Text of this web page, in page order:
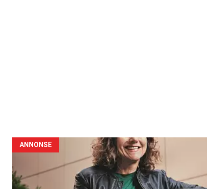
ANNONSE